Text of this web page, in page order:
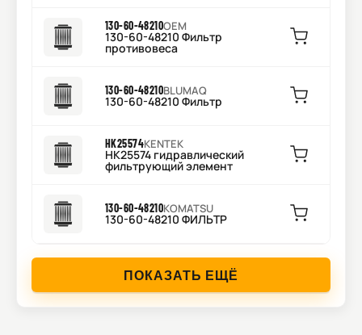
130-60-48210OEM
130-60-48210 Фильтр
противовеса
130-60-48210BLUMAQ
130-60-48210 Фильтр
HK25574KENTEK
HK25574 гидравлический
фильтрующий элемент
130-60-48210KOMATSU
130-60-48210 ФИЛЬТР
ПОКАЗАТЬ ЕЩЁ